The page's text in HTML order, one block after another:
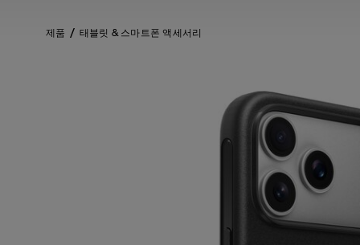
제품 태블릿 & 스마트폰 액세서리